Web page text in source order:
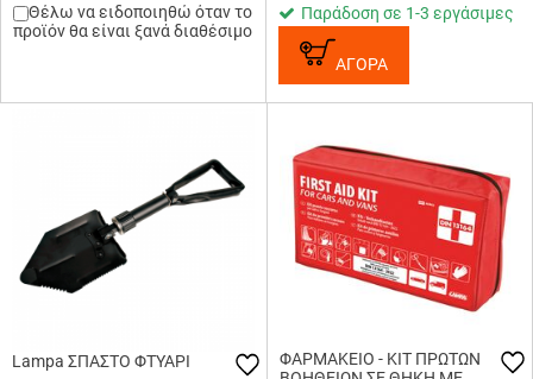
Θέλω να ειδοποιηθώ όταν το
προϊόν θα είναι ξανά διαθέσιμο
Παράδοση σε 1-3 εργάσιμες
ΑΓΟΡΑ
Lampa ΣΠΑΣΤΟ ΦΤΥΑΡΙ
ΦΑΡΜΑΚΕΙΟ - ΚΙΤ ΠΡΩΤΩΝ